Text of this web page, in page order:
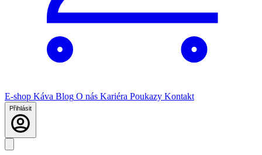
E-shop Káva Blog O nás Kariéra Poukazy Kontakt
Přihlásit